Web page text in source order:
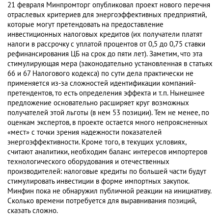
21 февраля Минпромторг опубликовал проект нового перечня
отраслевых критериев для энергоэффективных предприятий,
которые могут претендовать на предоставление
инвестиционных налоговых кредитов (их получатели платят
налоги в рассрочку с уплатой процентов от 0,5 до 0,75 ставки
рефинансирования ЦБ на срок до пяти лет). Заметим, что эта
стимулирующая мера (законодательно установленная в статьях
66 и 67 Налогового кодекса) по сути дела практически не
применяется из-за сложностей идентификации компаний-
претендентов, то есть определения эффекта и т.п. Нынешнее
предложение основательно расширяет круг возможных
получателей этой льготы (в нем 53 позиции). Тем не менее, по
оценкам экспертов, в проекте остается много непроясненных
«мест» с точки зрения надежности показателей
энергоэффективности. Кроме того, в текущих условиях,
считают аналитики, необходим баланс интересов импортеров
технологического оборудования и отечественных
производителей: налоговые кредиты по большей части будут
стимулировать инвестиции в форме импортных закупок.
Минфин пока не обнаружил публичной реакции на инициативу.
Сколько времени потребуется для выравнивания позиций,
сказать сложно.